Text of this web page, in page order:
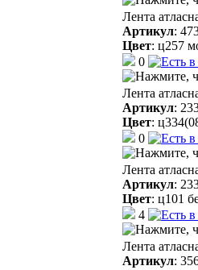
Лента
Артикул:
Цвет: ц257
0
Лента
Артикул:
Цвет:
0
Лента
Артикул:
Цвет: ц101
4
Лента
Артикул: